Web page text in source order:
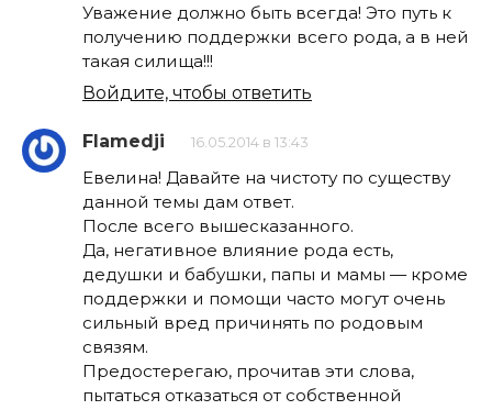
Уважение должно быть всегда! Это путь к
получению поддержки всего рода, а в ней
такая силища!!!
Войдите, чтобы ответить
Flamedji 16.05.2014 в 13:43
Евелина! Давайте на чистоту по существу
данной темы дам ответ.
После всего вышесказанного.
Да, негативное влияние рода есть,
дедушки и бабушки, папы и мамы — кроме
поддержки и помощи часто могут очень
сильный вред причинять по родовым
связям.
Предостерегаю, прочитав эти слова,
пытаться отказаться от собственной